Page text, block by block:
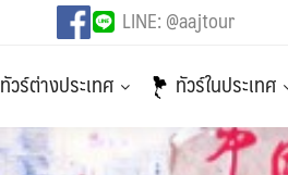
LINE: @aajtour
ทัวร์ต่างประเทศ ทัวร์ในประเทศ